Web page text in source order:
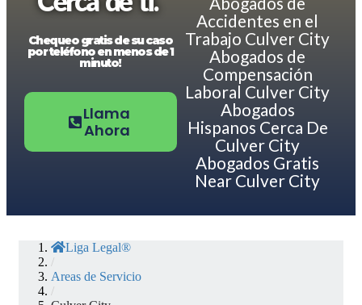
Chequeo gratis de su caso
por teléfono en menos de 1
minuto!
Llama
Ahora
Accidentes en el
Trabajo Culver City
Abogados de
Compensación
Laboral Culver City
Abogados
Hispanos Cerca De
Culver City
Abogados Gratis
Near Culver City
Liga Legal®
/
Areas de Servicio
/